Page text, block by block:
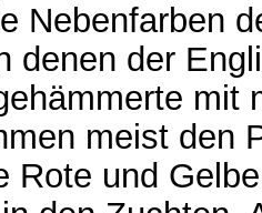
Nebenfarben
denen der
mit
meist den
Rote und